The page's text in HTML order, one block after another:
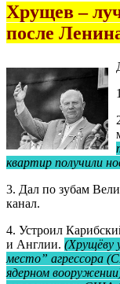
Хрущев –
после
квартир получили
3. Дал по зубам
канал.
4. Устроил
и Англии. (Хрущёву
место” агрессора
ядерном